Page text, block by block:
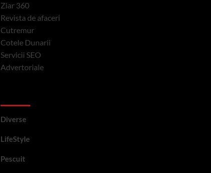
Ziar 360
Revista de afaceri
Cutremur
Cotele Dunarii
Servicii SEO
Advertoriale
Diverse
LifeStyle
Pescuit